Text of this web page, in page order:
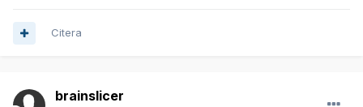
Citera
brainslicer